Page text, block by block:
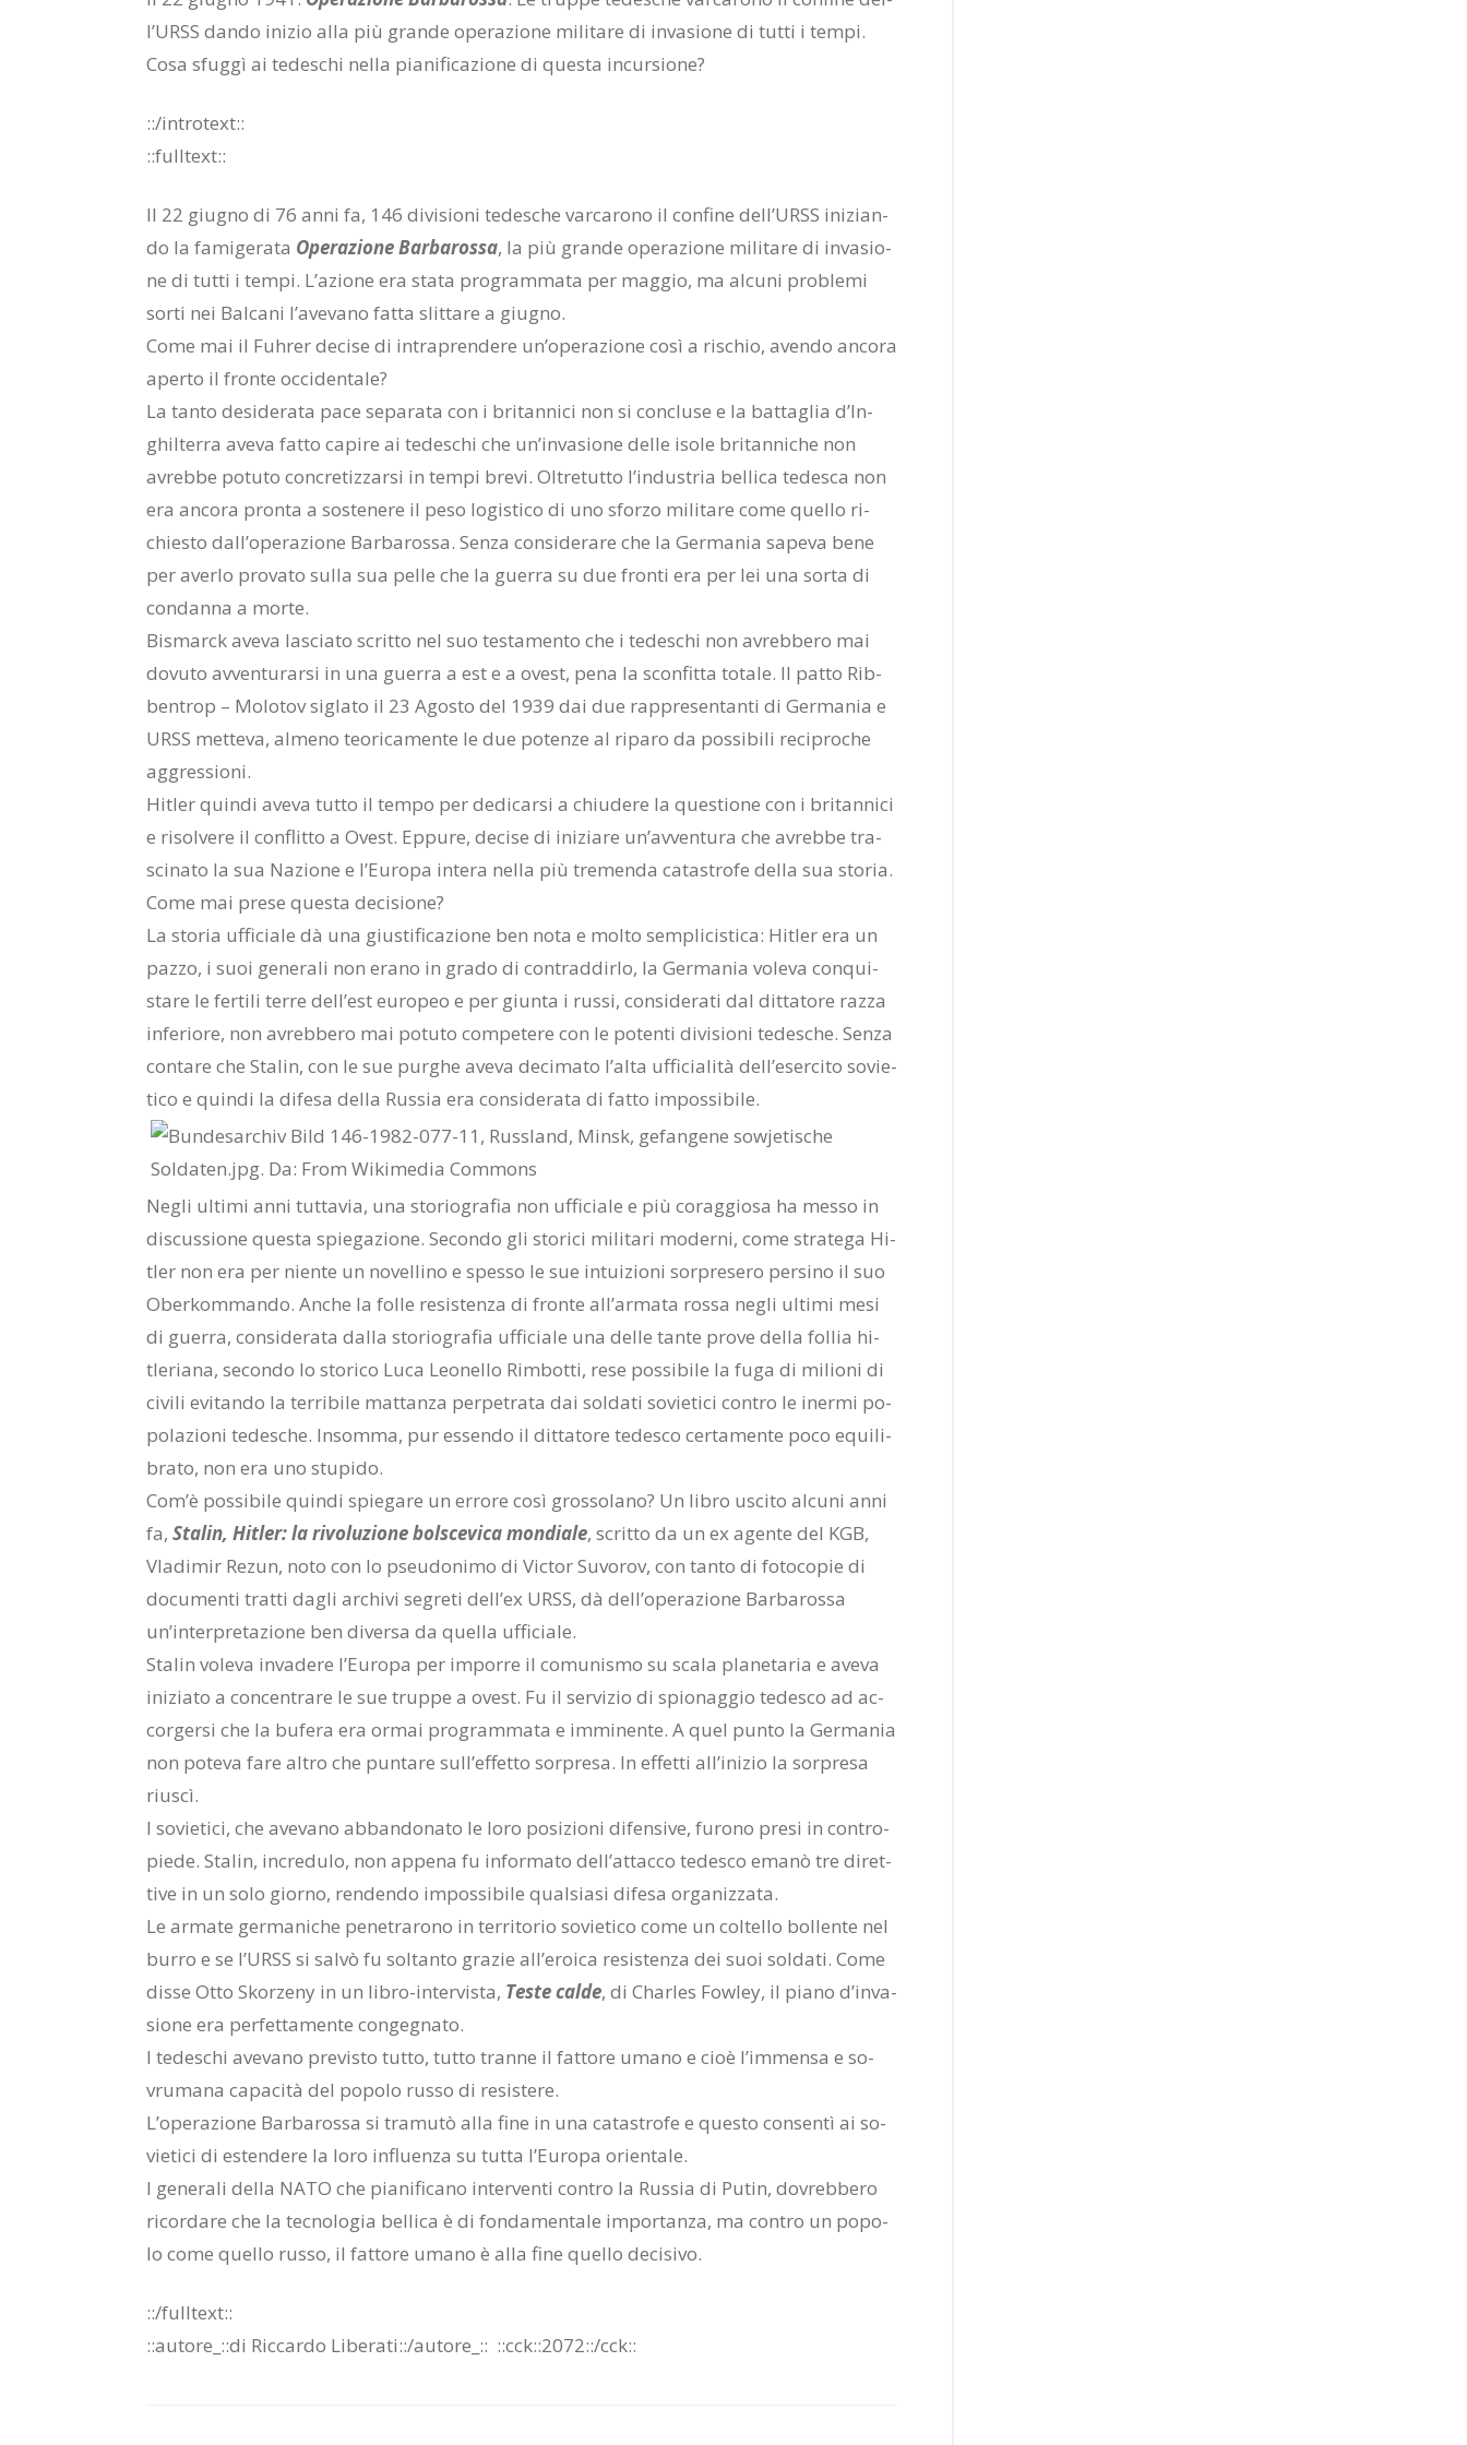
l’URSS dan­do ini­zio alla più gran­de ope­ra­zio­ne mi­li­ta­re di in­va­sio­ne di tut­ti i tem­pi.
Cosa sfug­gì ai te­de­schi nel­la pia­ni­fi­ca­zio­ne di que­sta in­cur­sio­ne?
::/in­tro­text::
::full­text::
Il 22 giu­gno di 76 anni fa, 146 di­vi­sio­ni te­de­sche var­ca­ro­no il con­fi­ne del­l’URSS ini­zian­
do la fa­mi­ge­ra­ta Ope­ra­zio­ne Bar­ba­ros­sa, la più gran­de ope­ra­zio­ne mi­li­ta­re di in­va­sio­
ne di tut­ti i tem­pi. L’a­zio­ne era sta­ta pro­gram­ma­ta per mag­gio, ma al­cu­ni pro­ble­mi
sor­ti nei Bal­ca­ni l’a­ve­va­no fat­ta slit­ta­re a giu­gno.
Come mai il Fuh­rer de­ci­se di in­tra­pren­de­re un’o­pe­ra­zio­ne così a ri­schio, aven­do an­co­ra
aper­to il fron­te oc­ci­den­ta­le?
La tan­to de­si­de­ra­ta pace se­pa­ra­ta con i bri­tan­ni­ci non si con­clu­se e la bat­ta­glia d’In­
ghil­ter­ra ave­va fat­to ca­pi­re ai te­de­schi che un’in­va­sio­ne del­le iso­le bri­tan­ni­che non
avreb­be po­tu­to con­cre­tiz­zar­si in tem­pi bre­vi. Ol­tre­tut­to l’in­du­stria bel­li­ca te­de­sca non
era an­co­ra pron­ta a so­ste­ne­re il peso lo­gi­sti­co di uno sfor­zo mi­li­ta­re come quel­lo ri­
chie­sto dal­l’o­pe­ra­zio­ne Bar­ba­ros­sa. Sen­za con­si­de­ra­re che la Ger­ma­nia sa­pe­va bene
per aver­lo pro­va­to sul­la sua pel­le che la guer­ra su due fron­ti era per lei una sor­ta di
con­dan­na a mor­te.
Bi­smarck ave­va la­scia­to scrit­to nel suo te­sta­men­to che i te­de­schi non avreb­be­ro mai
do­vu­to av­ven­tu­rar­si in una guer­ra a est e a ove­st, pena la scon­fit­ta to­ta­le. Il pat­to Rib­
ben­trop – Mo­lo­tov si­gla­to il 23 Ago­sto del 1939 dai due rap­pre­sen­tan­ti di Ger­ma­nia e
URSS met­te­va, al­me­no teo­ri­ca­men­te le due po­ten­ze al ri­pa­ro da pos­si­bi­li re­ci­pro­che
ag­gres­sio­ni.
Hi­tler quin­di ave­va tut­to il tem­po per de­di­car­si a chiu­de­re la que­stio­ne con i bri­tan­ni­ci
e ri­sol­ve­re il con­flit­to a Ove­st. Ep­pu­re, de­ci­se di ini­zia­re un’av­ven­tu­ra che avreb­be tra­
sci­na­to la sua Na­zio­ne e l’Eu­ro­pa in­te­ra nel­la più tre­men­da ca­ta­stro­fe del­la sua sto­ria.
Come mai pre­se que­sta de­ci­sio­ne?
La sto­ria uf­fi­cia­le dà una giu­sti­fi­ca­zio­ne ben nota e mol­to sem­pli­ci­sti­ca: Hi­tler era un
paz­zo, i suoi ge­ne­ra­li non era­no in gra­do di con­trad­dir­lo, la Ger­ma­nia vo­le­va con­qui­
sta­re le fer­ti­li ter­re del­l’e­st eu­ro­peo e per giun­ta i rus­si, con­si­de­ra­ti dal dit­ta­to­re raz­za
in­fe­rio­re, non avreb­be­ro mai po­tu­to com­pe­te­re con le po­ten­ti di­vi­sio­ni te­de­sche. Sen­za
con­ta­re che Sta­lin, con le sue pur­ghe ave­va de­ci­ma­to l’al­ta uf­fi­cia­li­tà del­l’e­ser­ci­to so­vie­
ti­co e quin­di la di­fe­sa del­la Rus­sia era con­si­de­ra­ta di fat­to im­pos­si­bi­le.
Ne­gli ul­ti­mi anni tut­ta­via, una sto­rio­gra­fia non uf­fi­cia­le e più co­rag­gio­sa ha mes­so in
di­scus­sio­ne que­sta spie­ga­zio­ne. Se­con­do gli sto­ri­ci mi­li­ta­ri mo­der­ni, come stra­te­ga Hi­
tler non era per nien­te un no­vel­li­no e spes­so le sue in­tui­zio­ni sor­pre­se­ro per­si­no il suo
Ober­kom­man­do. An­che la fol­le re­si­sten­za di fron­te al­l’ar­ma­ta ros­sa ne­gli ul­ti­mi mesi
di guer­ra, con­si­de­ra­ta dal­la sto­rio­gra­fia uf­fi­cia­le una del­le tan­te pro­ve del­la fol­lia hi­
tle­ria­na, se­con­do lo sto­ri­co Luca Leo­nel­lo Rim­bot­ti, rese pos­si­bi­le la fuga di mi­lio­ni di
ci­vi­li evi­tan­do la ter­ri­bi­le mat­tan­za per­pe­tra­ta dai sol­da­ti so­vie­ti­ci con­tro le iner­mi po­
po­la­zio­ni te­de­sche. In­som­ma, pur es­sen­do il dit­ta­to­re te­de­sco cer­ta­men­te poco equi­li­
bra­to, non era uno stu­pi­do.
Com’è pos­si­bi­le quin­di spie­ga­re un er­ro­re così gros­so­la­no? Un li­bro usci­to al­cu­ni anni
fa, Sta­lin, Hi­tler: la ri­vo­lu­zio­ne bol­sce­vi­ca mon­dia­le, scrit­to da un ex agen­te del KGB,
Vla­di­mir Re­zun, noto con lo pseu­do­ni­mo di Vic­tor Su­vo­rov, con tan­to di fo­to­co­pie di
do­cu­men­ti trat­ti da­gli ar­chi­vi se­gre­ti del­l’ex URSS, dà del­l’o­pe­ra­zio­ne Bar­ba­ros­sa
un’in­ter­pre­ta­zio­ne ben di­ver­sa da quel­la uf­fi­cia­le.
Sta­lin vo­le­va in­va­de­re l’Eu­ro­pa per im­por­re il co­mu­ni­smo su sca­la pla­ne­ta­ria e ave­va
ini­zia­to a con­cen­tra­re le sue trup­pe a ove­st. Fu il ser­vi­zio di spio­nag­gio te­de­sco ad ac­
cor­ger­si che la bu­fe­ra era or­mai pro­gram­ma­ta e im­mi­nen­te. A quel pun­to la Ger­ma­nia
non po­te­va fare al­tro che pun­ta­re sul­l’ef­fet­to sor­pre­sa. In ef­fet­ti al­l’i­ni­zio la sor­pre­sa
riu­scì.
I so­vie­ti­ci, che ave­va­no ab­ban­do­na­to le loro po­si­zio­ni di­fen­si­ve, fu­ro­no pre­si in con­tro­
pie­de. Sta­lin, in­cre­du­lo, non ap­pe­na fu in­for­ma­to del­l’at­tac­co te­de­sco ema­nò tre di­ret­
ti­ve in un solo gior­no, ren­den­do im­pos­si­bi­le qual­sia­si di­fe­sa or­ga­niz­za­ta.
Le ar­ma­te ger­ma­ni­che pe­ne­tra­ro­no in ter­ri­to­rio so­vie­ti­co come un col­tel­lo bol­len­te nel
bur­ro e se l’URSS si sal­vò fu sol­tan­to gra­zie al­l’e­roi­ca re­si­sten­za dei suoi sol­da­ti. Come
dis­se Otto Skor­ze­ny in un li­bro-in­ter­vi­sta, Te­ste cal­de, di Char­les Fo­w­ley, il pia­no d’in­va­
sio­ne era per­fet­ta­men­te con­ge­gna­to.
I te­de­schi ave­va­no pre­vi­sto tut­to, tut­to tran­ne il fat­to­re uma­no e cioè l’im­men­sa e so­
vru­ma­na ca­pa­ci­tà del po­po­lo rus­so di re­si­ste­re.
L’o­pe­ra­zio­ne Bar­ba­ros­sa si tra­mu­tò alla fine in una ca­ta­stro­fe e que­sto con­sen­tì ai so­
vie­ti­ci di esten­de­re la loro in­fluen­za su tut­ta l’Eu­ro­pa orien­ta­le.
I ge­ne­ra­li del­la NATO che pia­ni­fi­ca­no in­ter­ven­ti con­tro la Rus­sia di Pu­tin, do­vreb­be­ro
ri­cor­da­re che la tec­no­lo­gia bel­li­ca è di fon­da­men­ta­le im­por­tan­za, ma con­tro un po­po­
lo come quel­lo rus­so, il fat­to­re uma­no è alla fine quel­lo de­ci­si­vo.
::/full­text::
::au­to­re_::di Ric­car­do Li­be­ra­ti::/​au­to­re_:: ::cck::2072::/​cck::